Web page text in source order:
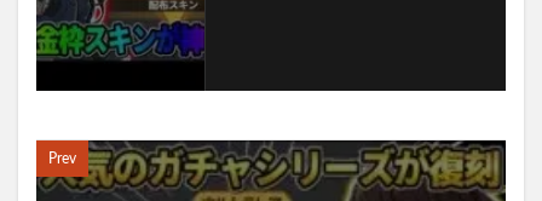
Prev